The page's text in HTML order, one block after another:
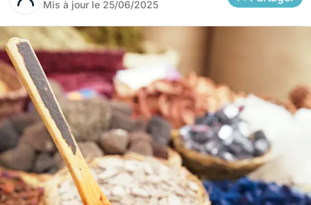
Mis à jour le 25/06/2025